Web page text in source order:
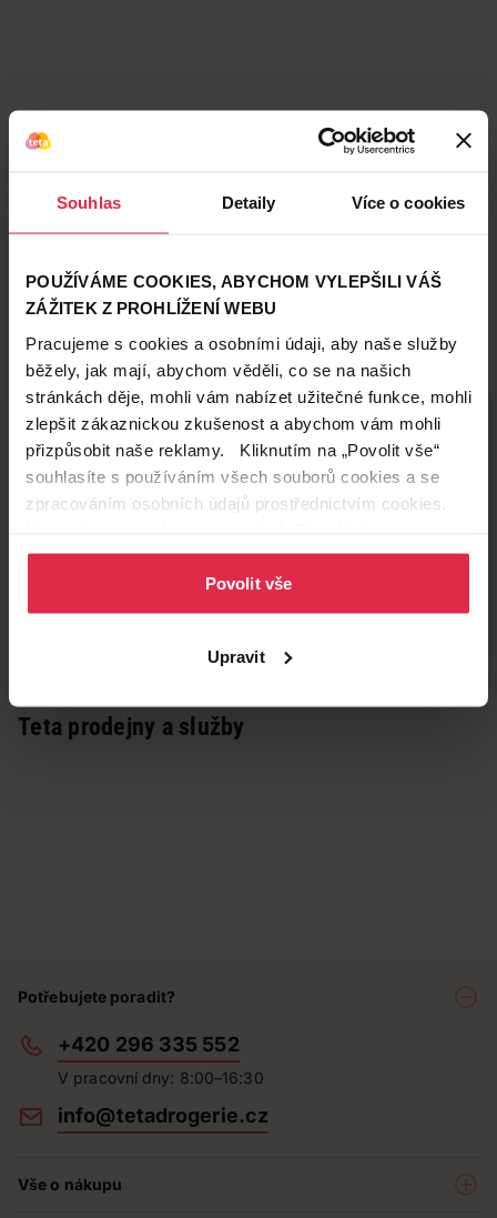
Souhlas Detaily Více o cookies
POUŽÍVÁME COOKIES, ABYCHOM VYLEPŠILI VÁŠ
ZÁŽITEK Z PROHLÍŽENÍ WEBU
Pracujeme s cookies a osobními údaji, aby naše služby
běžely, jak mají, abychom věděli, co se na našich
stránkách děje, mohli vám nabízet užitečné funkce, mohli
zlepšit zákaznickou zkušenost a abychom vám mohli
přizpůsobit naše reklamy. Kliknutím na „Povolit vše“
souhlasíte s používáním všech souborů cookies a se
zpracováním osobních údajů prostřednictvím cookies.
osobních údajů.
Povolit vše
Upravit
Doručení zdarma
při nákupu nad 1 200 Kč
Věrnostní slevy
ušetřete s Teta klubem
Vyzvednutí na
Široká síť prodejen
Teta prodejny a služby
Potřebujete poradit?
+420 296 335 552
V pracovní dny: 8:00–16:30
info@tetadrogerie.cz
Vše o nákupu